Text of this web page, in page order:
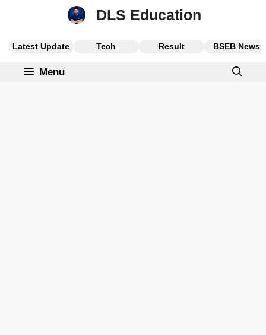
DLS Education
Latest Update Tech Result BSEB News
Menu